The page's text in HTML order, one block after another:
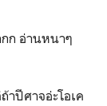
ก อ่านหนาๆ
ปีศาจอ่ะโอเค